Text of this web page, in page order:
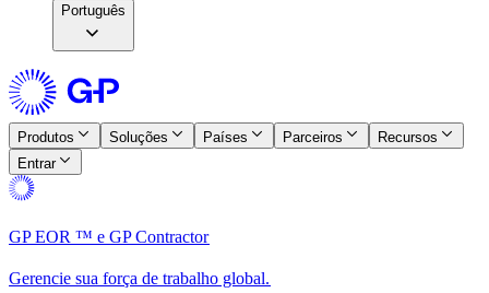
Português
Produtos​​ Soluções​​ Países​​ Parceiros​​
Recursos​​
Entrar​​
GP EOR ™ e GP Contractor​​
Gerencie sua força de trabalho global.​​